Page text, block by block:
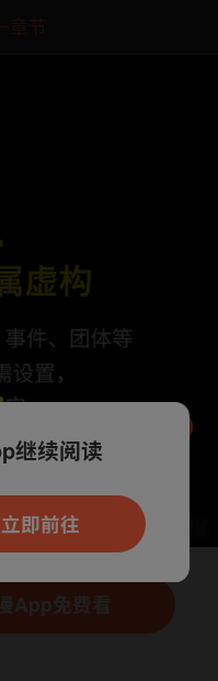
章节
App免费看
可打开App新用
继续阅读
立即前往